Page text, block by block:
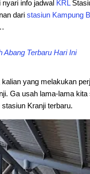
nyari info jadwal KRL
dari stasiun Kampung
Abang Terbaru Hari Ini
yang melakukan
Ga usah lama-lama
Kranji terbaru.